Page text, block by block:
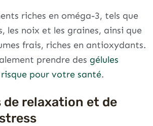
riches en oméga-3, tels que
les noix et les graines, ainsi que
frais, riches en antioxydants.
prendre des gélules
risque pour votre santé.
de relaxation et de